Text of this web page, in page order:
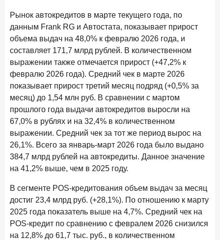
Синергия интеллектов: будущее контакт-центров в
партнерстве человека и технологий
1 июня 2026 года
В борьбе за сбережения россиян банки учатся
понимать контекст
28 мая 2026 года ИССЛЕДОВАНИЕ
Доверие становится главным фактором на рынке
Private banking
25 мая 2026 года ИССЛЕДОВАНИЕ
Ипотека в России: итоги апреля 2026 года в цифрах
13 мая 2026 года
сравниться с российским»
6 мая 2026 года ИССЛЕДОВАНИЕ
По итогам апреля 2026 года объем выдач кредитов
составил 968 млрд руб.
Рынок автокредитов в марте текущего года, по
данным Frank RG и Автостата, показывает прирост
объема выдач на 48,0% к февралю 2026 года, и
составляет 171,7 млрд рублей. В количественном
выражении также отмечается прирост (+47,2% к
февралю 2026 года). Средний чек в марте 2026
показывает прирост третий месяц подряд (+0,5% за
месяц) до 1,54 млн руб. В сравнении с мартом
прошлого года выдачи автокредитов выросли на
67,0% в рублях и на 32,4% в количественном
выражении. Средний чек за тот же период вырос на
26,1%. Всего за январь-март 2026 года было выдано
384,7 млрд рублей на автокредиты. Данное значение
на 41,2% выше, чем в 2025 году.
В сегменте POS-кредитования объем выдач за месяц
достиг 23,4 млрд руб. (+28,1%). По отношению к марту
2025 года показатель выше на 4,7%. Средний чек на
POS-кредит по сравнению с февралем 2026 снизился
на 12,8% до 61,7 тыс. руб., в количественном